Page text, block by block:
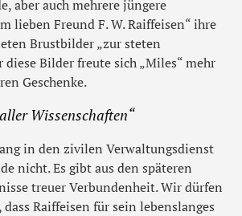
aber auch mehrere jüngere
lieben Freund F. W. Raiffeisen“ ihre
Brustbilder „zur steten
diese Bilder freute sich „Miles“ mehr
Geschenke.
Wissenschaften“
in den zivilen Verwaltungsdienst
nicht. Es gibt aus den späteren
treuer Verbundenheit. Wir dürfen
Raiffeisen für sein lebenslanges